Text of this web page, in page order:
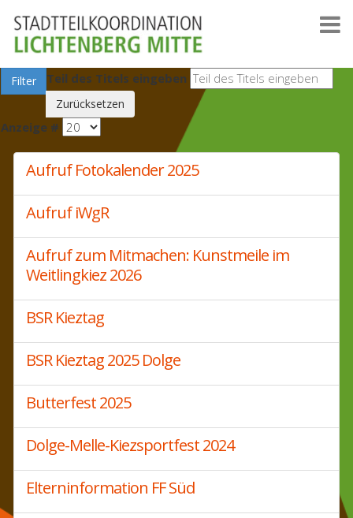
Teil des Titels eingeben
Filter
Zurücksetzen
Anzeige #
Aufruf Fotokalender 2025
Aufruf iWgR
Aufruf zum Mitmachen: Kunstmeile im
Weitlingkiez 2026
BSR Kieztag
BSR Kieztag 2025 Dolge
Butterfest 2025
Dolge-Melle-Kiezsportfest 2024
Elterninformation FF Süd